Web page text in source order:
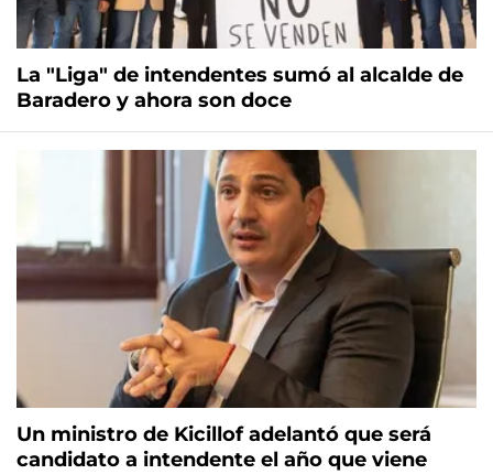
La "Liga" de intendentes sumó al alcalde de
Baradero y ahora son doce
Un ministro de Kicillof adelantó que será
candidato a intendente el año que viene